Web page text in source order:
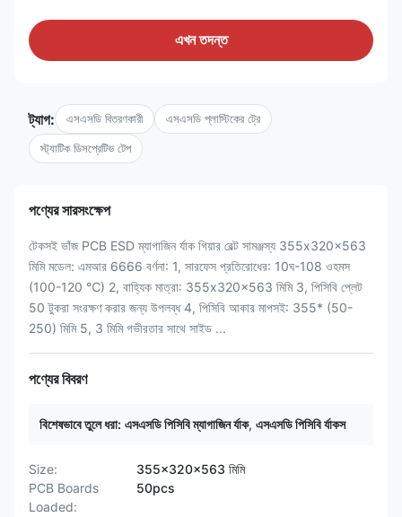
এখন তদন্ত
ট্যাগ: এসএসডি বিতরণকারী এসএসডি প্লাস্টিকের ট্রে
স্ট্যাটিক ডিসপ্রেটিভ টেপ
পণ্যের সারসংক্ষেপ
টেকসই ভাঁজ PCB ESD ম্যাগাজিন র্যাক গিয়ার বেল্ট সামঞ্জস্য 355x320x563
মিমি মডেল: এমআর 6666 বর্ণনা: 1, সারফেস প্রতিরোধের: 10ঘ-108 ওহমস
(100-120 ℃) 2, বাহ্যিক মাত্রা: 355x320x563 মিমি 3, পিসিবি প্লেট
50 টুকরা সংরক্ষণ করার জন্য উপলব্ধ 4, পিসিবি আকার মাপসই: 355* (50-
250) মিমি 5, 3 মিমি গভীরতার সাথে সাইড ...
পণ্যের বিবরণ
বিশেষভাবে তুলে ধরা: এসএসডি পিসিবি ম্যাগাজিন র্যাক, এসএসডি পিসিবি র্যাকস
Size:
355x320x563 মিমি
PCB Boards
Loaded:
50pcs